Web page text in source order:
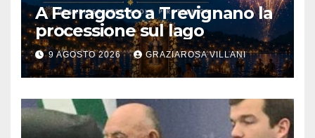
A Ferragosto a Trevignano la
processione sul lago
9 AGOSTO 2026 GRAZIAROSA VILLANI